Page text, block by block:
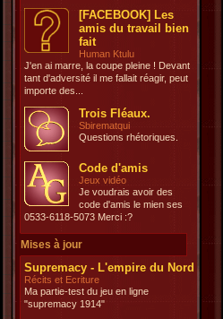
[FACEBOOK] Les
amis du travail bien
fait
Human Ktulu
J'en ai marre, la coupe pleine ! Devant
tant d'adversité il me fallait réagir, peut
importe des...
Trois Fléaux.
Sbirematqui
Questions rhétoriques.
Code d'amis
Jeux vidéo
Je voudrais avoir des
code d'amis le mien ses
0533-6118-5073 Merci :?
Mises à jour
Supremacy - L'empire du Nord
Récits et Ecriture
Ma partie-test du jeu en ligne
"supremacy 1914"